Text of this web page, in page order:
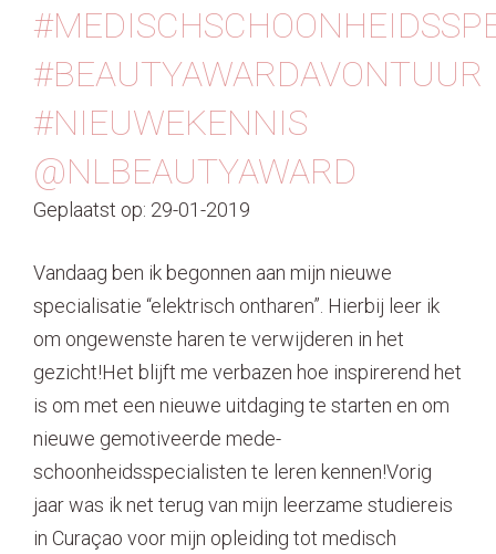
#BEAUTYAWARDAVONTUUR
#NIEUWEKENNIS
@NLBEAUTYAWARD
Geplaatst op: 29-01-2019
Vandaag ben ik begonnen aan mijn nieuwe
specialisatie “elektrisch ontharen”. Hierbij leer ik
om ongewenste haren te verwijderen in het
gezicht!Het blijft me verbazen hoe inspirerend het
is om met een nieuwe uitdaging te starten en om
nieuwe gemotiveerde mede-
schoonheidsspecialisten te leren kennen!Vorig
jaar was ik net terug van mijn leerzame studiereis
in Curaçao voor mijn opleiding tot medisch